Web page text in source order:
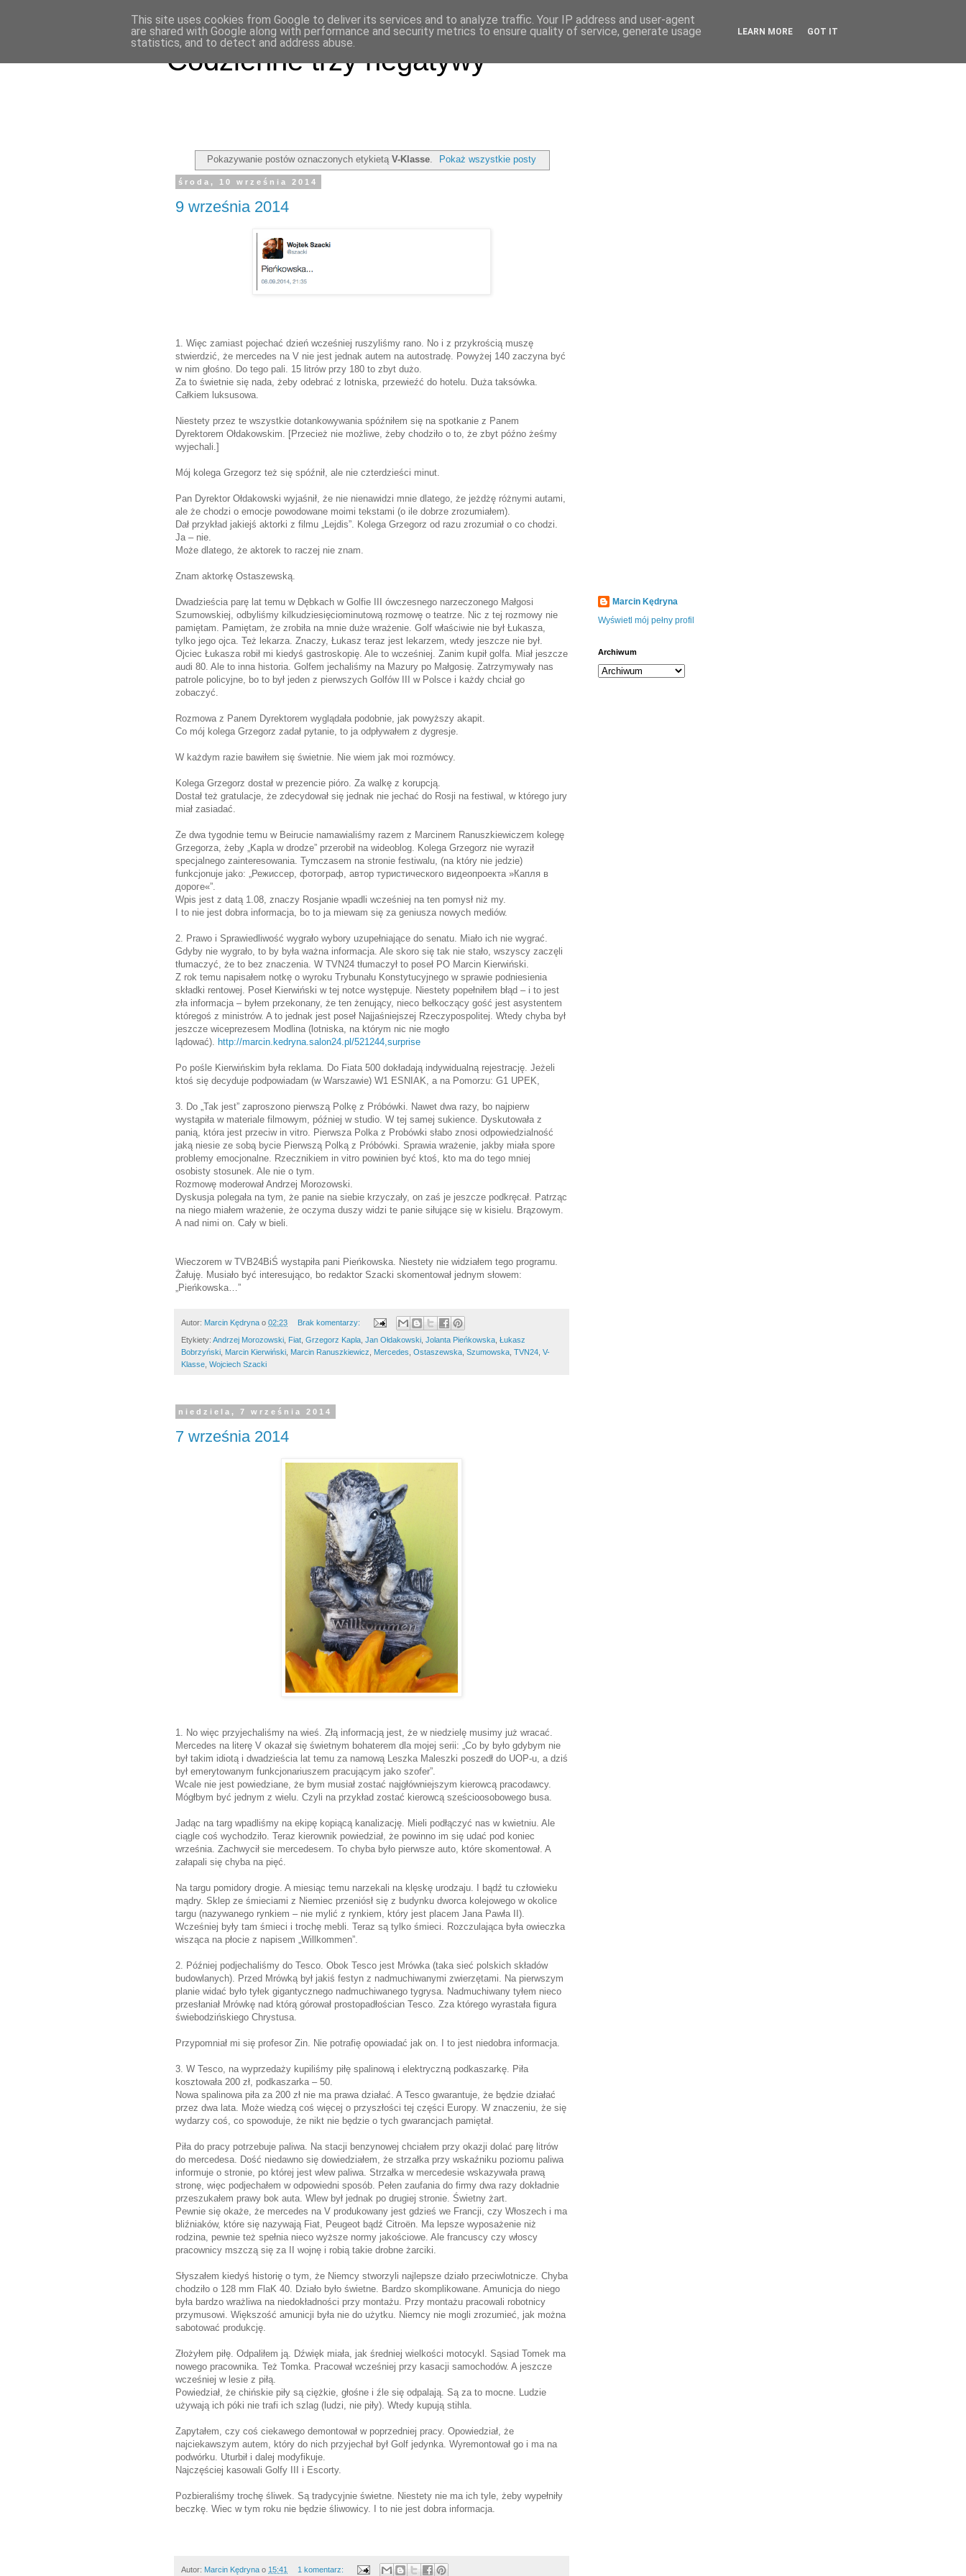
Codzienne trzy negatywy
Pokazywanie postów oznaczonych etykietą V-Klasse. Pokaż wszystkie posty
środa, 10 września 2014
9 września 2014
1. Więc zamiast pojechać dzień wcześniej ruszyliśmy rano. No i z przykrością muszę
stwierdzić, że mercedes na V nie jest jednak autem na autostradę. Powyżej 140 zaczyna być
w nim głośno. Do tego pali. 15 litrów przy 180 to zbyt dużo.
Za to świetnie się nada, żeby odebrać z lotniska, przewieźć do hotelu. Duża taksówka.
Całkiem luksusowa.
Niestety przez te wszystkie dotankowywania spóźniłem się na spotkanie z Panem
Dyrektorem Ołdakowskim. [Przecież nie możliwe, żeby chodziło o to, że zbyt późno żeśmy
wyjechali.]
Mój kolega Grzegorz też się spóźnił, ale nie czterdzieści minut.
Pan Dyrektor Ołdakowski wyjaśnił, że nie nienawidzi mnie dlatego, że jeżdżę różnymi autami,
ale że chodzi o emocje powodowane moimi tekstami (o ile dobrze zrozumiałem).
Dał przykład jakiejś aktorki z filmu „Lejdis”. Kolega Grzegorz od razu zrozumiał o co chodzi.
Ja – nie.
Może dlatego, że aktorek to raczej nie znam.
Znam aktorkę Ostaszewską.
Dwadzieścia parę lat temu w Dębkach w Golfie III ówczesnego narzeczonego Małgosi
Szumowskiej, odbyliśmy kilkudziesięciominutową rozmowę o teatrze. Nic z tej rozmowy nie
pamiętam. Pamiętam, że zrobiła na mnie duże wrażenie. Golf właściwie nie był Łukasza,
tylko jego ojca. Też lekarza. Znaczy, Łukasz teraz jest lekarzem, wtedy jeszcze nie był.
Ojciec Łukasza robił mi kiedyś gastroskopię. Ale to wcześniej. Zanim kupił golfa. Miał jeszcze
audi 80. Ale to inna historia. Golfem jechaliśmy na Mazury po Małgosię. Zatrzymywały nas
patrole policyjne, bo to był jeden z pierwszych Golfów III w Polsce i każdy chciał go
zobaczyć.
Rozmowa z Panem Dyrektorem wyglądała podobnie, jak powyższy akapit.
Co mój kolega Grzegorz zadał pytanie, to ja odpływałem z dygresje.
W każdym razie bawiłem się świetnie. Nie wiem jak moi rozmówcy.
Kolega Grzegorz dostał w prezencie pióro. Za walkę z korupcją.
Dostał też gratulacje, że zdecydował się jednak nie jechać do Rosji na festiwal, w którego jury
miał zasiadać.
Ze dwa tygodnie temu w Beirucie namawialiśmy razem z Marcinem Ranuszkiewiczem kolegę
Grzegorza, żeby „Kapla w drodze” przerobił na wideoblog. Kolega Grzegorz nie wyraził
specjalnego zainteresowania. Tymczasem na stronie festiwalu, (na który nie jedzie)
funkcjonuje jako: „Режиссер, фотограф, автор туристического видеопроекта »Капля в
дороге«”.
Wpis jest z datą 1.08, znaczy Rosjanie wpadli wcześniej na ten pomysł niż my.
I to nie jest dobra informacja, bo to ja miewam się za geniusza nowych mediów.
2. Prawo i Sprawiedliwość wygrało wybory uzupełniające do senatu. Miało ich nie wygrać.
Gdyby nie wygrało, to by była ważna informacja. Ale skoro się tak nie stało, wszyscy zaczęli
tłumaczyć, że to bez znaczenia. W TVN24 tłumaczył to poseł PO Marcin Kierwiński.
Z rok temu napisałem notkę o wyroku Trybunału Konstytucyjnego w sprawie podniesienia
składki rentowej. Poseł Kierwiński w tej notce występuje. Niestety popełniłem błąd – i to jest
zła informacja – byłem przekonany, że ten żenujący, nieco bełkoczący gość jest asystentem
któregoś z ministrów. A to jednak jest poseł Najjaśniejszej Rzeczypospolitej. Wtedy chyba był
jeszcze wiceprezesem Modlina (lotniska, na którym nic nie mogło
lądować). http://marcin.kedryna.salon24.pl/521244,surprise
Po pośle Kierwińskim była reklama. Do Fiata 500 dokładają indywidualną rejestrację. Jeżeli
ktoś się decyduje podpowiadam (w Warszawie) W1 ESNIAK, a na Pomorzu: G1 UPEK,
3. Do „Tak jest” zaproszono pierwszą Polkę z Próbówki. Nawet dwa razy, bo najpierw
wystąpiła w materiale filmowym, później w studio. W tej samej sukience. Dyskutowała z
panią, która jest przeciw in vitro. Pierwsza Polka z Probówki słabo znosi odpowiedzialność
jaką niesie ze sobą bycie Pierwszą Polką z Próbówki. Sprawia wrażenie, jakby miała spore
problemy emocjonalne. Rzecznikiem in vitro powinien być ktoś, kto ma do tego mniej
osobisty stosunek. Ale nie o tym.
Rozmowę moderował Andrzej Morozowski.
Dyskusja polegała na tym, że panie na siebie krzyczały, on zaś je jeszcze podkręcał. Patrząc
na niego miałem wrażenie, że oczyma duszy widzi te panie siłujące się w kisielu. Brązowym.
A nad nimi on. Cały w bieli.
Wieczorem w TVB24BiŚ wystąpiła pani Pieńkowska. Niestety nie widziałem tego programu.
Żałuję. Musiało być interesująco, bo redaktor Szacki skomentował jednym słowem:
„Pieńkowska…”
Autor: Marcin Kędryna o 02:23 Brak komentarzy:
Etykiety: Andrzej Morozowski Fiat Grzegorz Kapla Jan Ołdakowski Jolanta Pieńkowska Łukasz
Bobrzyński Marcin Kierwiński Marcin Ranuszkiewicz Mercedes Ostaszewska Szumowska TVN24 V-
Klasse Wojciech Szacki
niedziela, 7 września 2014
7 września 2014
1. No więc przyjechaliśmy na wieś. Złą informacją jest, że w niedzielę musimy już wracać.
Mercedes na literę V okazał się świetnym bohaterem dla mojej serii: „Co by było gdybym nie
był takim idiotą i dwadzieścia lat temu za namową Leszka Maleszki poszedł do UOP-u, a dziś
był emerytowanym funkcjonariuszem pracującym jako szofer”.
Wcale nie jest powiedziane, że bym musiał zostać najgłówniejszym kierowcą pracodawcy.
Mógłbym być jednym z wielu. Czyli na przykład zostać kierowcą sześcioosobowego busa.
Jadąc na targ wpadliśmy na ekipę kopiącą kanalizację. Mieli podłączyć nas w kwietniu. Ale
ciągle coś wychodziło. Teraz kierownik powiedział, że powinno im się udać pod koniec
września. Zachwycił sie mercedesem. To chyba było pierwsze auto, które skomentował. A
załapali się chyba na pięć.
Na targu pomidory drogie. A miesiąc temu narzekali na klęskę urodzaju. I bądź tu człowieku
mądry. Sklep ze śmieciami z Niemiec przeniósł się z budynku dworca kolejowego w okolice
targu (nazywanego rynkiem – nie mylić z rynkiem, który jest placem Jana Pawła II).
Wcześniej były tam śmieci i trochę mebli. Teraz są tylko śmieci. Rozczulająca była owieczka
wisząca na płocie z napisem „Willkommen”.
2. Później podjechaliśmy do Tesco. Obok Tesco jest Mrówka (taka sieć polskich składów
budowlanych). Przed Mrówką był jakiś festyn z nadmuchiwanymi zwierzętami. Na pierwszym
planie widać było tyłek gigantycznego nadmuchiwanego tygrysa. Nadmuchiwany tyłem nieco
przesłaniał Mrówkę nad którą górował prostopadłościan Tesco. Zza którego wyrastała figura
świebodzińskiego Chrystusa.
Przypomniał mi się profesor Zin. Nie potrafię opowiadać jak on. I to jest niedobra informacja.
3. W Tesco, na wyprzedaży kupiliśmy piłę spalinową i elektryczną podkaszarkę. Piła
kosztowała 200 zł, podkaszarka – 50.
Nowa spalinowa piła za 200 zł nie ma prawa działać. A Tesco gwarantuje, że będzie działać
przez dwa lata. Może wiedzą coś więcej o przyszłości tej części Europy. W znaczeniu, że się
wydarzy coś, co spowoduje, że nikt nie będzie o tych gwarancjach pamiętał.
Piła do pracy potrzebuje paliwa. Na stacji benzynowej chciałem przy okazji dolać parę litrów
do mercedesa. Dość niedawno się dowiedziałem, że strzałka przy wskaźniku poziomu paliwa
informuje o stronie, po której jest wlew paliwa. Strzałka w mercedesie wskazywała prawą
stronę, więc podjechałem w odpowiedni sposób. Pełen zaufania do firmy dwa razy dokładnie
przeszukałem prawy bok auta. Wlew był jednak po drugiej stronie. Świetny żart.
Pewnie się okaże, że mercedes na V produkowany jest gdzieś we Francji, czy Włoszech i ma
bliźniaków, które się nazywają Fiat, Peugeot bądź Citroën. Ma lepsze wyposażenie niż
rodzina, pewnie też spełnia nieco wyższe normy jakościowe. Ale francuscy czy włoscy
pracownicy mszczą się za II wojnę i robią takie drobne żarciki.
Słyszałem kiedyś historię o tym, że Niemcy stworzyli najlepsze działo przeciwlotnicze. Chyba
chodziło o 128 mm FlaK 40. Działo było świetne. Bardzo skomplikowane. Amunicja do niego
była bardzo wrażliwa na niedokładności przy montażu. Przy montażu pracowali robotnicy
przymusowi. Większość amunicji była nie do użytku. Niemcy nie mogli zrozumieć, jak można
sabotować produkcję.
Złożyłem piłę. Odpaliłem ją. Dźwięk miała, jak średniej wielkości motocykl. Sąsiad Tomek ma
nowego pracownika. Też Tomka. Pracował wcześniej przy kasacji samochodów. A jeszcze
wcześniej w lesie z piłą.
Powiedział, że chińskie piły są ciężkie, głośne i źle się odpalają. Są za to mocne. Ludzie
używają ich póki nie trafi ich szlag (ludzi, nie piły). Wtedy kupują stihla.
Zapytałem, czy coś ciekawego demontował w poprzedniej pracy. Opowiedział, że
najciekawszym autem, który do nich przyjechał był Golf jedynka. Wyremontował go i ma na
podwórku. Uturbił i dalej modyfikuje.
Najczęściej kasowali Golfy III i Escorty.
Pozbieraliśmy trochę śliwek. Są tradycyjnie świetne. Niestety nie ma ich tyle, żeby wypełniły
beczkę. Wiec w tym roku nie będzie śliwowicy. I to nie jest dobra informacja.
Autor: Marcin Kędryna o 15:41 1 komentarz:
Marcin Kędryna
Wyświetl mój pełny profil
Archiwum
This site uses cookies from Google to deliver its services and to analyze traffic. Your IP address and user-agent
are shared with Google along with performance and security metrics to ensure quality of service, generate usage
statistics, and to detect and address abuse.
LEARN MORE GOT IT